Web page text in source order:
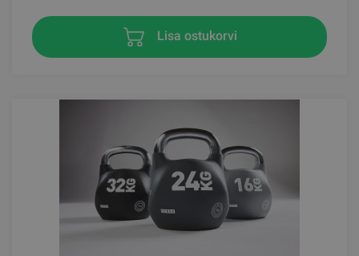
Lisa ostukorvi